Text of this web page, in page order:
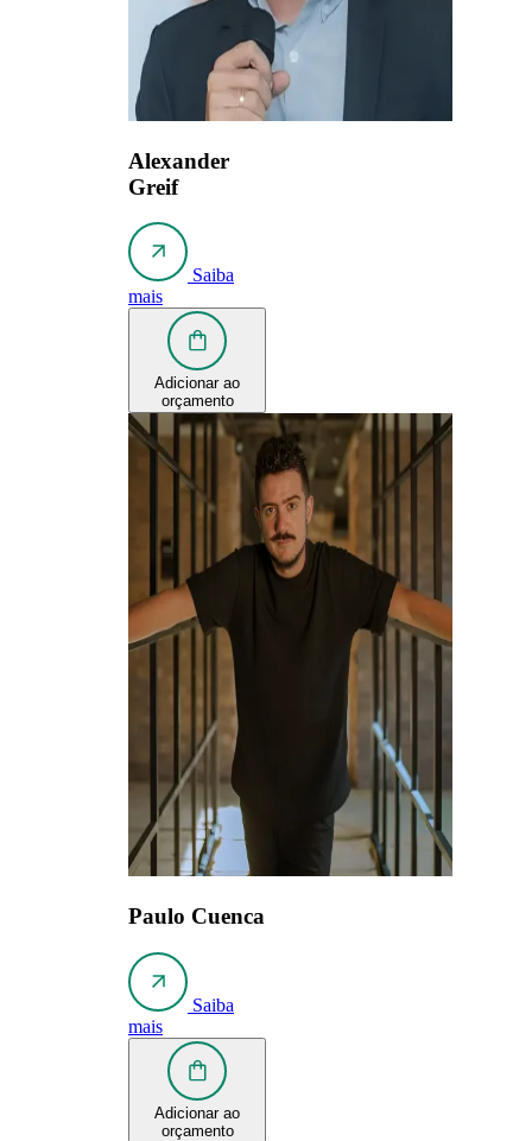
Alexander
Greif
Saiba
mais
Adicionar ao
orçamento
Paulo Cuenca
Saiba
mais
Adicionar ao
orçamento